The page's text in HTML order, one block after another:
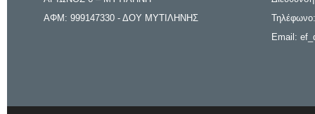
ΑΦΜ: 999147330 - ΔΟΥ ΜΥΤΙΛΗΝΗΣ
Email: